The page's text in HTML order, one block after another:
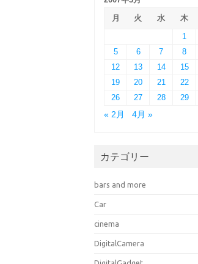
月
火 水 木
1
5
6 7 8
12
13 14 15
19
20 21 22
26
27 28 29
« 2月
4月 »
カテゴリー
bars and more
Car
cinema
DigitalCamera